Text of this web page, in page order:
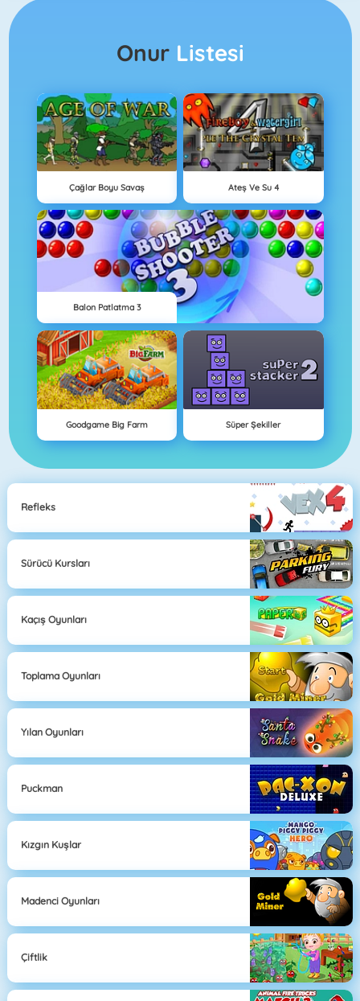
Onur Listesi
Çağlar Boyu Savaş Ateş Ve Su 4
Balon Patlatma 3
Goodgame Big Farm Süper Şekiller
Refleks
Sürücü Kursları
Kaçış Oyunları
Toplama Oyunları
Yılan Oyunları
Puckman
Kızgın Kuşlar
Madenci Oyunları
Çiftlik